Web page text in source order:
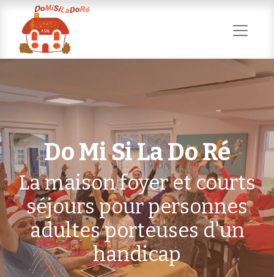
Do Mi Si La Do Ré
La maison foyer et courts
séjours pour personnes
adultes porteuses d'un
handicap